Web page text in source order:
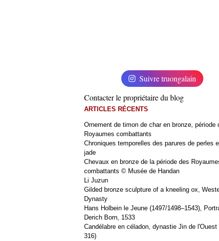
Suivre truongalain
Contacter le propriétaire du blog
ARTICLES RÉCENTS
Ornement de timon de char en bronze, période
Royaumes combattants
Chroniques temporelles des parures de perles
jade
Chevaux en bronze de la période des
combattants © Musée de Handan
Li Juzun
Gilded bronze sculpture of a kneeling ox,
Dynasty
Hans Holbein le Jeune (1497/1498–1543),
Derich Born, 1533
Candélabre en céladon, dynastie Jin de l'Ouest
316)